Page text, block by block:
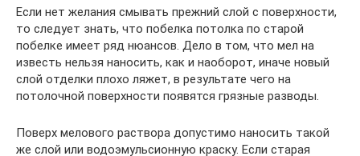
Если нет желания смывать прежний слой с поверхности,
то следует знать, что побелка потолка по старой
побелке имеет ряд нюансов. Дело в том, что мел на
известь нельзя наносить, как и наоборот, иначе новый
слой отделки плохо ляжет, в результате чего на
потолочной поверхности появятся грязные разводы.
Поверх мелового раствора допустимо наносить такой
же слой или водоэмульсионную краску. Если старая